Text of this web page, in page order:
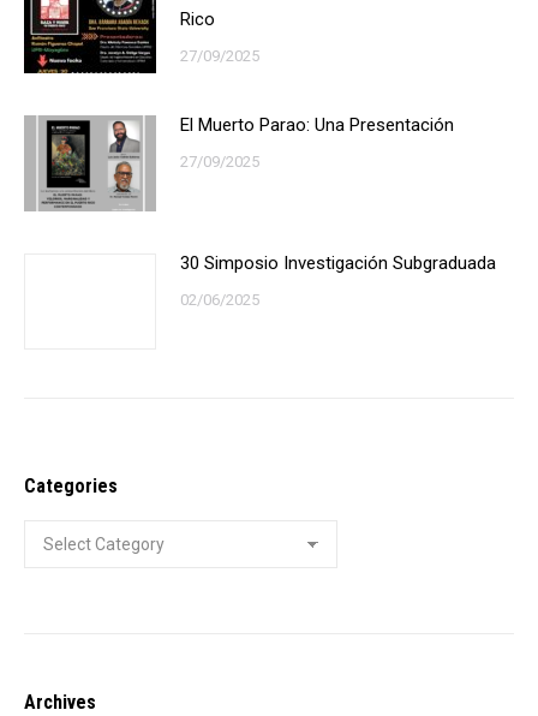
Rico
27/09/2025
El Muerto Parao: Una Presentación
27/09/2025
30 Simposio Investigación Subgraduada
02/06/2025
Categories
Categories
Archives